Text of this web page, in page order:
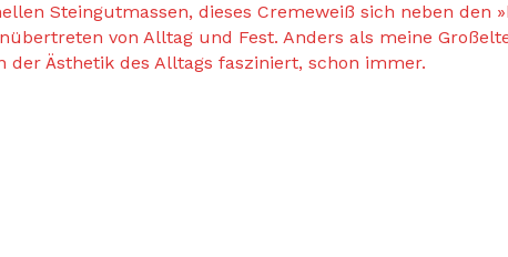
Steingutmassen, dieses Cremeweiß sich neben den
von Alltag und Fest. Anders als meine
Ästhetik des Alltags fasziniert, schon immer.